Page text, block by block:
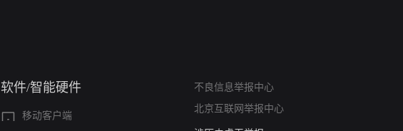
软件/智能硬件
移动客户端
不良信息举报中心
北京互联网举报中心
亚运会举报专区